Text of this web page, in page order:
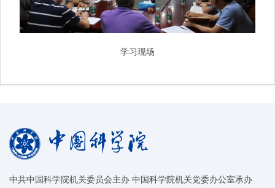
学习现场
中共中国科学院机关委员会主办 中国科学院机关党委办公室承办